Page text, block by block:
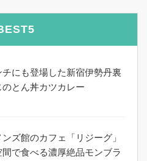
にも登場した新宿伊勢丹裏
とん丼カツカレー
ズ館のカフェ「リジーグ」
で食べる濃厚絶品モンブラ